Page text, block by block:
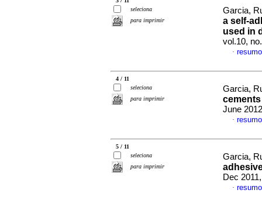
seleciona
para imprimir
Garcia,
a self-
used in
vol.10,
·
4 / 11
seleciona
para imprimir
Garcia,
June
·
5 / 11
seleciona
para imprimir
Garcia,
Dec
·